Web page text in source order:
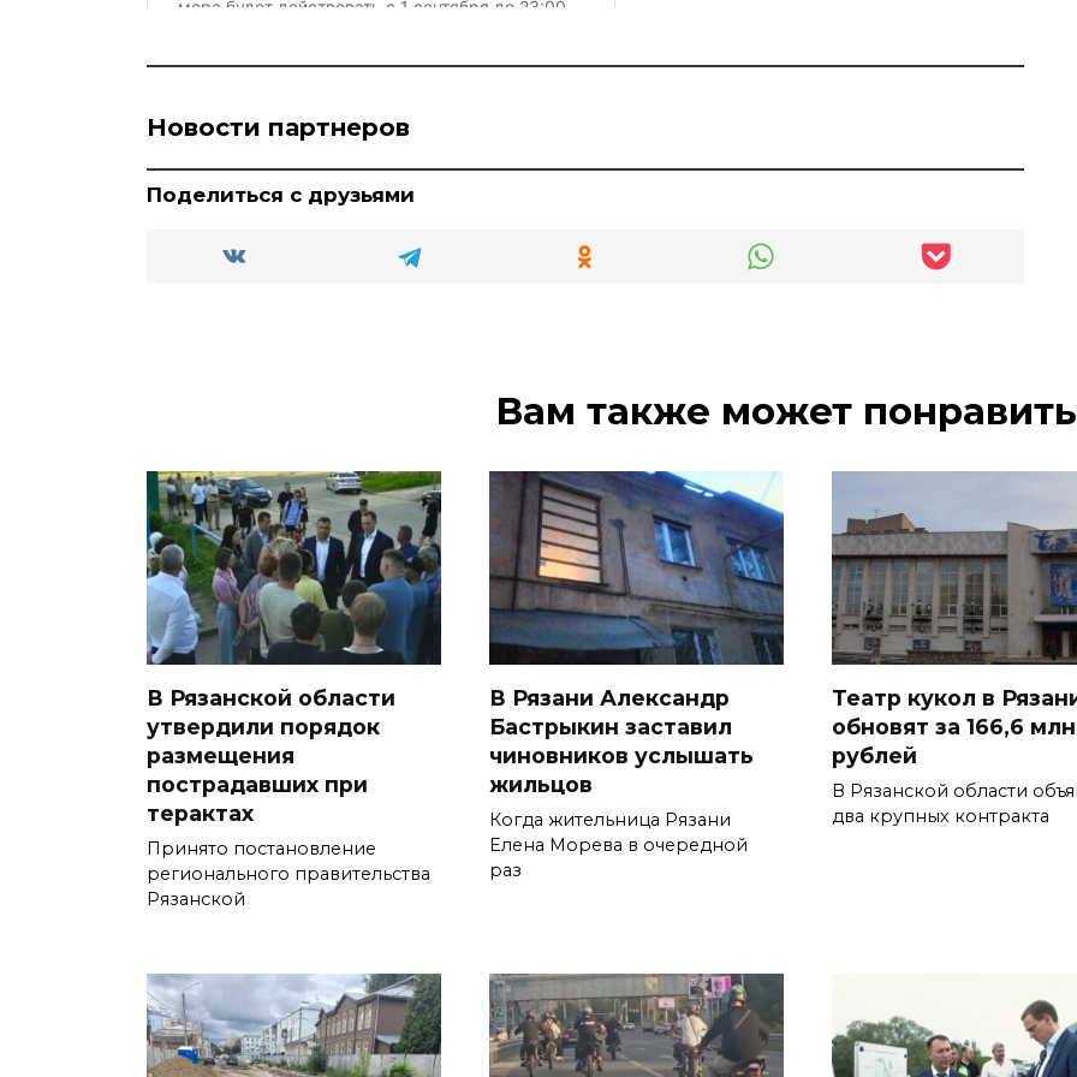
Новости партнеров
Поделиться с друзьями
Вам также может
В Рязанской области
утвердили порядок
размещения
пострадавших при
терактах
Принято постановление
регионального правительства
Рязанской
В Рязани Александр
Бастрыкин заставил
чиновников услышать
жильцов
Когда жительница Рязани
Елена Морева в очередной
раз
Театр кукол в
обновят за 166,6 млн
рублей
В Рязанской области
два крупных контракта